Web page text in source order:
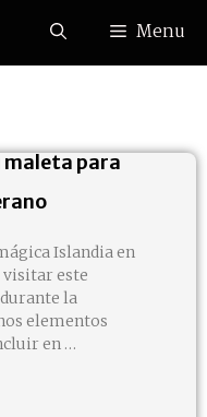
Menu
maleta para
Islandia en
visitar este
la
elementos
en …